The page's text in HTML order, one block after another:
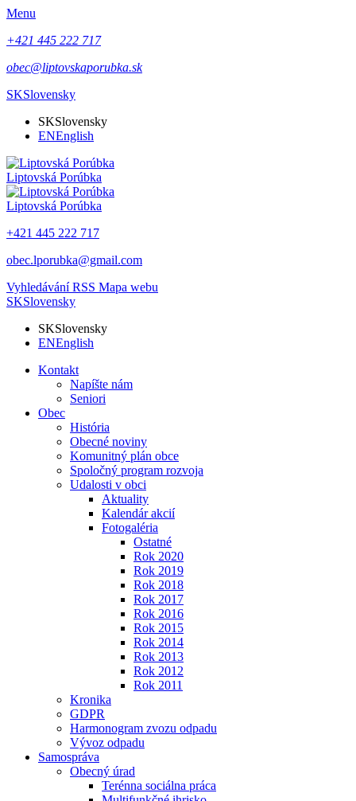
Menu
+421 445 222 717
obec@liptovskaporubka.sk
SKSlovensky
SKSlovensky
ENEnglish
Liptovská Porúbka
Liptovská Porúbka
+421 445 222 717
obec.lporubka@gmail.com
Vyhledávání RSS Mapa webu
SKSlovensky
SKSlovensky
ENEnglish
Kontakt
Napíšte nám
Seniori
Obec
História
Obecné noviny
Komunitný plán obce
Spoločný program rozvoja
Udalosti v obci
Aktuality
Kalendár akcií
Fotogaléria
Ostatné
Rok 2020
Rok 2019
Rok 2018
Rok 2017
Rok 2016
Rok 2015
Rok 2014
Rok 2013
Rok 2012
Rok 2011
Kronika
GDPR
Harmonogram zvozu odpadu
Vývoz odpadu
Samospráva
Obecný úrad
Terénna sociálna práca